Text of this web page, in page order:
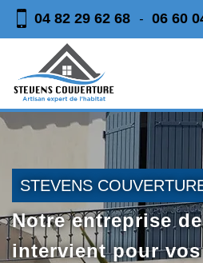
04 82 29 62 68 - 06 60
STEVENS
Notre entreprise
intervient pour